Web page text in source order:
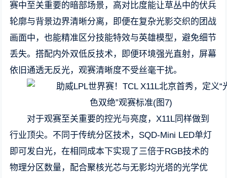
赛中至关重要的暗部场景，高对比度能让草丛中的伏兵
轮廓与背景边界清晰分离，即便在复杂光影交织的团战
画面中，也能精准区分技能特效与英雄模型，避免细节
丢失。搭配内外双低反技术，即便环境强光直射，屏幕
依旧通透无反光，观赛清晰度不受丝毫干扰。
对于观赛至关重要的控光与亮度，X11L同样做到
行业顶尖。不同于传统分区技术，SQD-Mini LED单灯
即可发白光，在相同成本下实现了三倍于RGB技术的
物理分区数量，配合聚核光芯与无影均光塔的光学优